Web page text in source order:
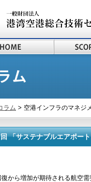
ラム > 空港インフラのマネジ
「サステナブルエアポ
から増加が期待される航空